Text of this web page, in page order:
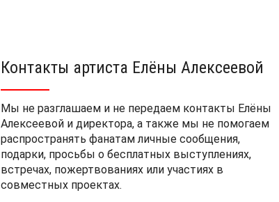
Контакты артиста Елёны Алексеевой
Мы не разглашаем и не передаем контакты Елёны
Алексеевой и директора, а также мы не помогаем
распространять фанатам личные сообщения,
подарки, просьбы о бесплатных выступлениях,
встречах, пожертвованиях или участиях в
совместных проектах.